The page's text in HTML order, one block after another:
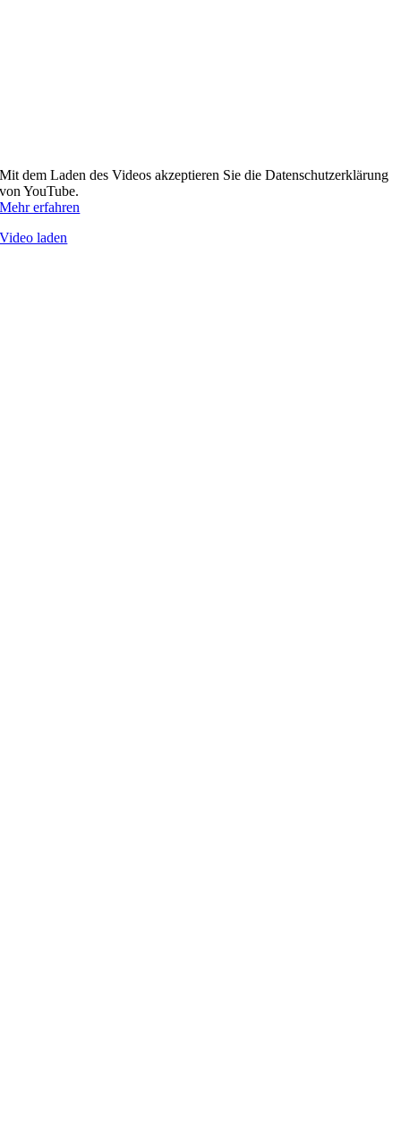
Mit dem Laden des Videos akzeptieren Sie die Datenschutzerklärung
von YouTube.
Mehr erfahren
Video laden